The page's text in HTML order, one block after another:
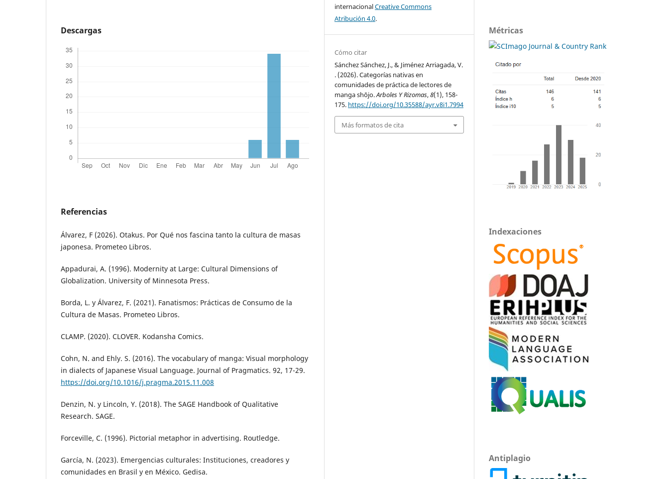
Descargas
Referencias
Álvarez, F (2026). Otakus. Por Qué nos fascina tanto la cultura de masas
japonesa. Prometeo Libros.
Appadurai, A. (1996). Modernity at Large: Cultural Dimensions of
Globalization. University of Minnesota Press.
Borda, L. y Álvarez, F. (2021). Fanatismos: Prácticas de Consumo de la
Cultura de Masas. Prometeo Libros.
CLAMP. (2020). CLOVER. Kodansha Comics.
Cohn, N. and Ehly. S. (2016). The vocabulary of manga: Visual morphology
in dialects of Japanese Visual Language. Journal of Pragmatics. 92, 17-29.
https://doi.org/10.1016/j.pragma.2015.11.008
Denzin, N. y Lincoln, Y. (2018). The SAGE Handbook of Qualitative
Research. SAGE.
Forceville, C. (1996). Pictorial metaphor in advertising. Routledge.
García, N. (2023). Emergencias culturales: Instituciones, creadores y
comunidades en Brasil y en México. Gedisa.
internacionalCreative Commons
Atribución 4.0.
Cómo citar
Sánchez Sánchez, J., & Jiménez Arriagada, V.
. (2026). Categorías nativas en
comunidades de práctica de lectores de
manga shōjo.Arboles Y Rizomas,8(1), 158-
175. https://doi.org/10.35588/ayr.v8i1.7994
Más formatos de cita
Métricas
Indexaciones
Antiplagio